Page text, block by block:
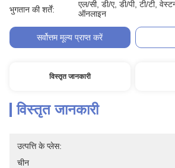
भुगतान की शर्तें:
एल/सी, डी/ए, डी/पी, टी/टी,
ऑनलाइन
सर्वोत्तम मूल्य प्राप्त करें
विस्तृत जानकारी
विस्तृत जानकारी
उत्पत्ति के प्लेस:
चीन